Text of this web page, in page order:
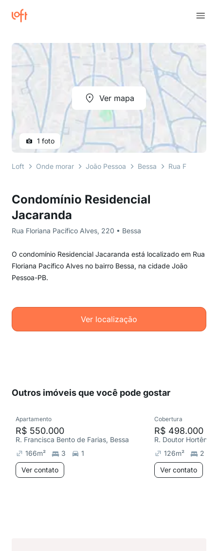
Condomínio Residencial
Jacaranda
Rua Floriana Pacífico Alves, 220 • Bessa
O condomínio Residencial Jacaranda está localizado em Rua
Floriana Pacífico Alves no bairro Bessa, na cidade João
Pessoa-PB.
Ver localização
Ver mapa
1 foto
Loft Onde morar João Pessoa Bessa Rua Floriana
Outros imóveis que você pode gostar
Apartamento
R$ 550.000
R. Francisca Bento de Farias, Bessa
166m² 3
1
Ver contato
Cobertura
R$ 498.000
126m²
2
Ver contato